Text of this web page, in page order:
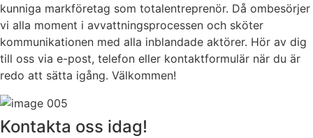
kunniga markföretag som totalentreprenör. Då ombesörjer
vi alla moment i avvattningsprocessen och sköter
kommunikationen med alla inblandade aktörer. Hör av dig
till oss via e-post, telefon eller kontaktformulär när du är
redo att sätta igång. Välkommen!
Kontakta oss idag!